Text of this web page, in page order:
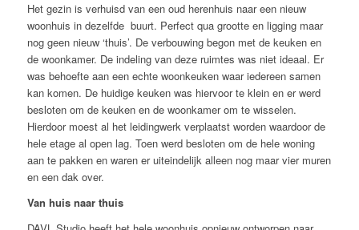
Het gezin is verhuisd van een oud herenhuis naar een nieuw
woonhuis in dezelfde buurt. Perfect qua grootte en ligging maar
nog geen nieuw ‘thuis’. De verbouwing begon met de keuken en
de woonkamer. De indeling van deze ruimtes was niet ideaal. Er
was behoefte aan een echte woonkeuken waar iedereen samen
kan komen. De huidige keuken was hiervoor te klein en er werd
besloten om de keuken en de woonkamer om te wisselen.
Hierdoor moest al het leidingwerk verplaatst worden waardoor de
hele etage al open lag. Toen werd besloten om de hele woning
aan te pakken en waren er uiteindelijk alleen nog maar vier muren
en een dak over.
Van huis naar thuis